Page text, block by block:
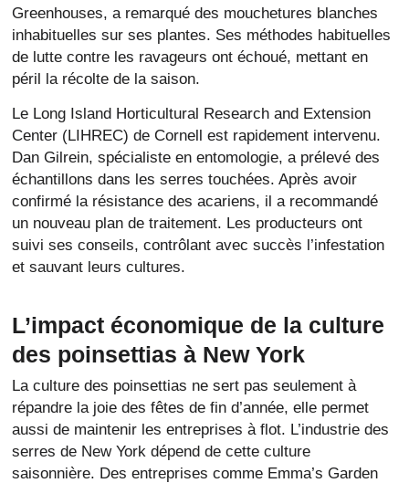
Greenhouses, a remarqué des mouchetures blanches
inhabituelles sur ses plantes. Ses méthodes habituelles
de lutte contre les ravageurs ont échoué, mettant en
péril la récolte de la saison.
Le Long Island Horticultural Research and Extension
Center (LIHREC) de Cornell est rapidement intervenu.
Dan Gilrein, spécialiste en entomologie, a prélevé des
échantillons dans les serres touchées. Après avoir
confirmé la résistance des acariens, il a recommandé
un nouveau plan de traitement. Les producteurs ont
suivi ses conseils, contrôlant avec succès l’infestation
et sauvant leurs cultures.
L’impact économique de la culture
des poinsettias à New York
La culture des poinsettias ne sert pas seulement à
répandre la joie des fêtes de fin d’année, elle permet
aussi de maintenir les entreprises à flot. L’industrie des
serres de New York dépend de cette culture
saisonnière. Des entreprises comme Emma’s Garden